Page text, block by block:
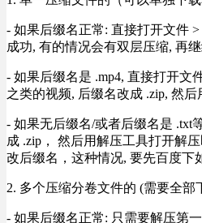
- 如果后缀名正常: 直接打开文件
成功, 有的情况会有双层压缩, 再
- 如果后缀名是 .mp4, 直接打开文
之类的视频, 后缀名改成 .zip, 然后
- 如果无后缀名/或者后缀名是 .txt
成 .zip， 然后用解压工具打开解
改后缀名，这种情况, 要先百度下
2. 多个压缩分卷文件的 (需要全
- 如果后缀名正常: 只需要解压第